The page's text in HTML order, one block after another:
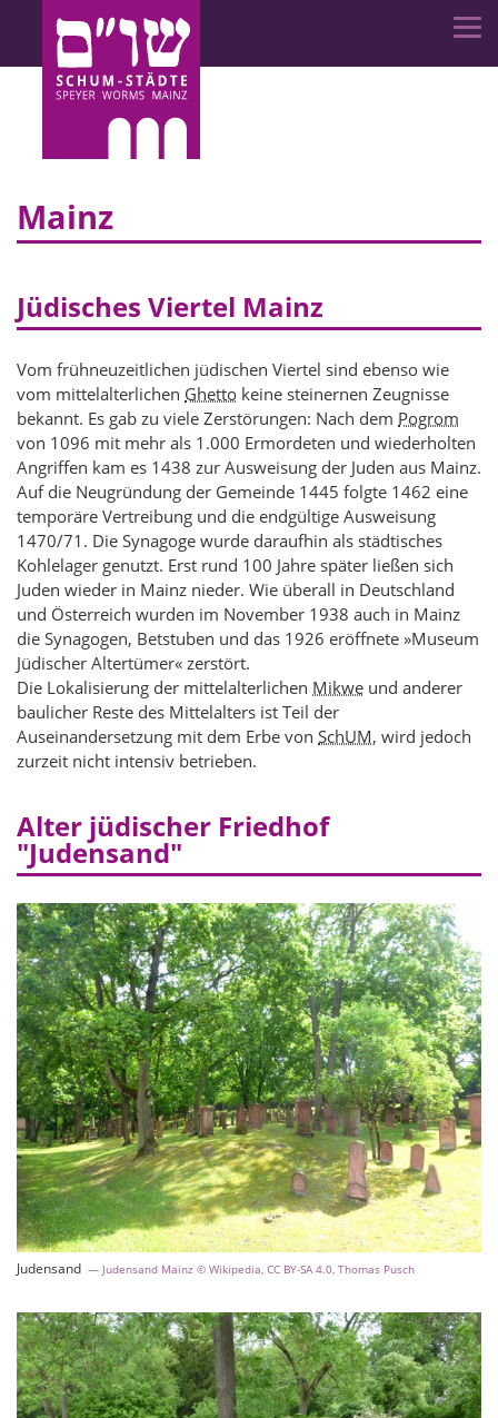
Mainz
Jüdisches Viertel Mainz
Vom frühneuzeitlichen jüdischen Viertel sind ebenso wie
vom mittelalterlichen Ghetto keine steinernen Zeugnisse
bekannt. Es gab zu viele Zerstörungen: Nach dem Pogrom
von 1096 mit mehr als 1.000 Ermordeten und wiederholten
Angriffen kam es 1438 zur Ausweisung der Juden aus Mainz.
Auf die Neugründung der Gemeinde 1445 folgte 1462 eine
temporäre Vertreibung und die endgültige Ausweisung
1470/71. Die Synagoge wurde daraufhin als städtisches
Kohlelager genutzt. Erst rund 100 Jahre später ließen sich
Juden wieder in Mainz nieder. Wie überall in Deutschland
und Österreich wurden im November 1938 auch in Mainz
die Synagogen, Betstuben und das 1926 eröffnete »Museum
Jüdischer Altertümer« zerstört.
Die Lokalisierung der mittelalterlichen Mikwe und anderer
baulicher Reste des Mittelalters ist Teil der
Auseinandersetzung mit dem Erbe von SchUM, wird jedoch
zurzeit nicht intensiv betrieben.
Alter jüdischer Friedhof
"Judensand"
Judensand Judensand Mainz © Wikipedia, CC BY-SA 4.0, Thomas Pusch